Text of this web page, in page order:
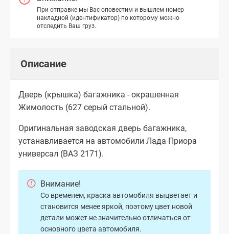
При отправке мы Вас оповестим и вышлем номер
накладной (идентификатор) по которому можно
отследить Ваш груз.
Описание
Дверь (крышка) багажника - окрашенная
Жимолость (627 серый стальной).
Оригинальная заводская дверь багажника,
устанавливается на автомобили Лада Приора
универсал (ВАЗ 2171).
Внимание!
Со временем, краска автомобиля выцветает и
становится менее яркой, поэтому цвет новой
детали может не значительно отличаться от
основного цвета автомобиля.